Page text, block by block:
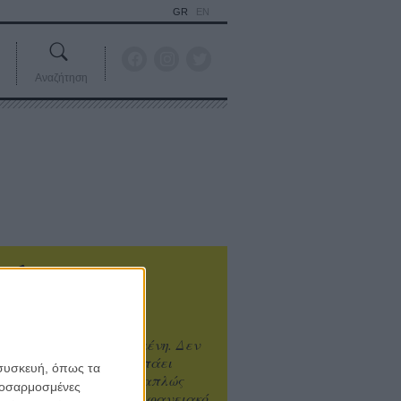
όπως τα
GR EN
Αναζήτηση
είναι υπερτιμημένη. Δεν
καλύτερο, δεν σε πάει
η επιτυχία. Είναι απλώς